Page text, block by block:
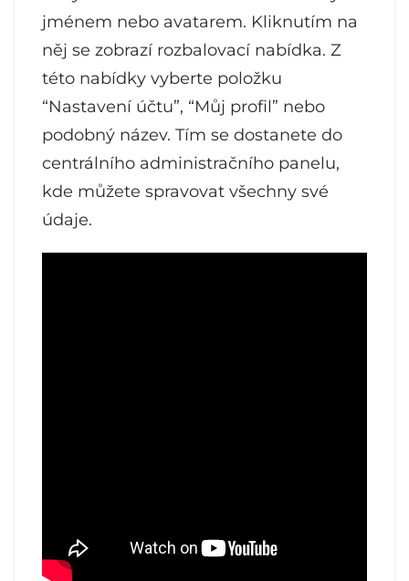
jménem nebo avatarem. Kliknutím na
něj se zobrazí rozbalovací nabídka. Z
této nabídky vyberte položku
“Nastavení účtu”, “Můj profil” nebo
podobný název. Tím se dostanete do
centrálního administračního panelu,
kde můžete spravovat všechny své
údaje.